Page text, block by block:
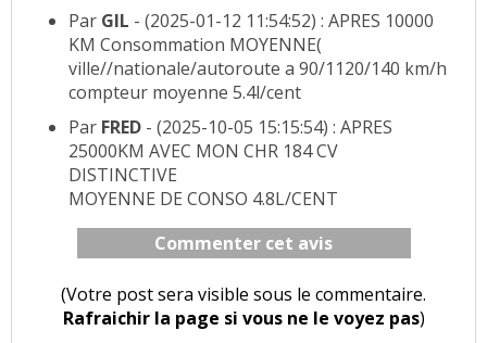
Par GIL - (2025-01-12 11:54:52) : APRES 10000
KM Consommation MOYENNE(
ville//nationale/autoroute a 90/1120/140 km/h
compteur moyenne 5.4l/cent
Par FRED - (2025-10-05 15:15:54) : APRES
25000KM AVEC MON CHR 184 CV
DISTINCTIVE
MOYENNE DE CONSO 4.8L/CENT
Commenter cet avis
(Votre post sera visible sous le commentaire.
Rafraichir la page si vous ne le voyez pas)